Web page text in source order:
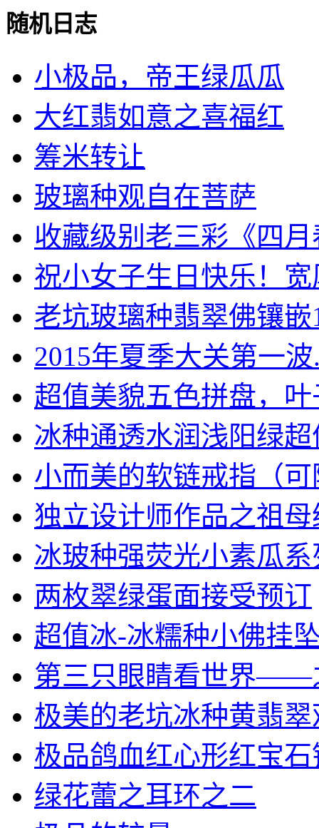
随机日志
小极品，帝王绿瓜瓜
大红翡如意之喜福红
筹米转让
玻璃种观自在菩萨
收藏级别老三彩《四月
祝小女子生日快乐！宽
老坑玻璃种翡翠佛镶嵌
2015年夏季大关第一波
超值美貌五色拼盘，叶
冰种通透水润浅阳绿超
小而美的软链戒指（可
独立设计师作品之祖母
冰玻种强荧光小素瓜系
两枚翠绿蛋面接受预订
超值冰-冰糯种小佛挂
第三只眼睛看世界——
极美的老坑冰种黄翡翠
极品鸽血红心形红宝石
绿花蕾之耳环之二